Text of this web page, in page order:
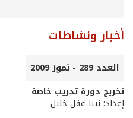
أخبار ونشاطات
العدد 289 - تموز 2009
تخريج دورة تدريب خاصة
إعداد: نينا عقل خليل